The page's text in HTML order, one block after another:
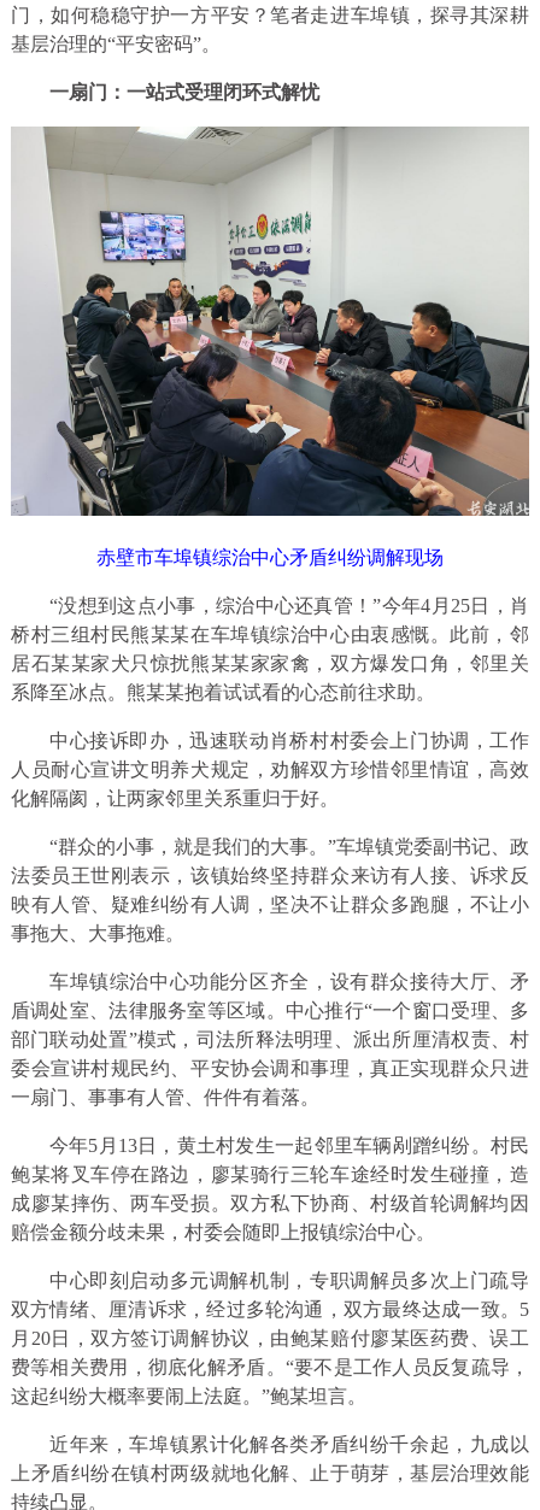
门，如何稳稳守护一方平安？笔者走进车埠镇，探寻其深耕
基层治理的“平安密码”。
一扇门：一站式受理闭环式解忧
赤壁市车埠镇综治中心矛盾纠纷调解现场
“没想到这点小事，综治中心还真管！”今年4月25日，肖
桥村三组村民熊某某在车埠镇综治中心由衷感慨。此前，邻
居石某某家犬只惊扰熊某某家家禽，双方爆发口角，邻里关
系降至冰点。熊某某抱着试试看的心态前往求助。
中心接诉即办，迅速联动肖桥村村委会上门协调，工作
人员耐心宣讲文明养犬规定，劝解双方珍惜邻里情谊，高效
化解隔阂，让两家邻里关系重归于好。
“群众的小事，就是我们的大事。”车埠镇党委副书记、政
法委员王世刚表示，该镇始终坚持群众来访有人接、诉求反
映有人管、疑难纠纷有人调，坚决不让群众多跑腿，不让小
事拖大、大事拖难。
车埠镇综治中心功能分区齐全，设有群众接待大厅、矛
盾调处室、法律服务室等区域。中心推行“一个窗口受理、多
部门联动处置”模式，司法所释法明理、派出所厘清权责、村
委会宣讲村规民约、平安协会调和事理，真正实现群众只进
一扇门、事事有人管、件件有着落。
今年5月13日，黄土村发生一起邻里车辆剐蹭纠纷。村民
鲍某将叉车停在路边，廖某骑行三轮车途经时发生碰撞，造
成廖某摔伤、两车受损。双方私下协商、村级首轮调解均因
赔偿金额分歧未果，村委会随即上报镇综治中心。
中心即刻启动多元调解机制，专职调解员多次上门疏导
双方情绪、厘清诉求，经过多轮沟通，双方最终达成一致。5
月20日，双方签订调解协议，由鲍某赔付廖某医药费、误工
费等相关费用，彻底化解矛盾。“要不是工作人员反复疏导，
这起纠纷大概率要闹上法庭。”鲍某坦言。
近年来，车埠镇累计化解各类矛盾纠纷千余起，九成以
上矛盾纠纷在镇村两级就地化解、止于萌芽，基层治理效能
持续凸显。